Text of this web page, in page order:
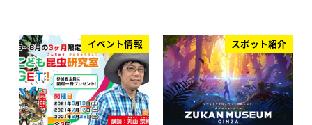
イベント情報 スポット紹介